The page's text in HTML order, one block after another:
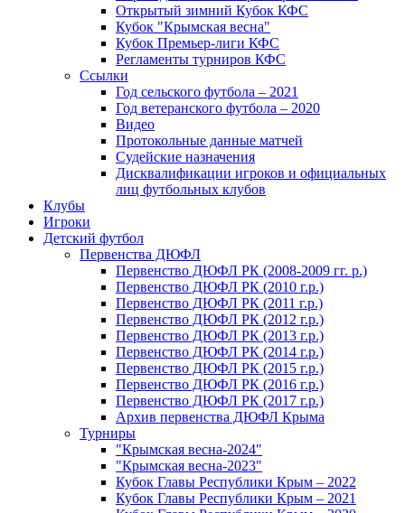
Открытый зимний Кубок КФС
Кубок "Крымская весна"
Кубок Премьер-лиги КФС
Регламенты турниров КФС
Ссылки
Год сельского футбола – 2021
Год ветеранского футбола – 2020
Видео
Протокольные данные матчей
Судейские назначения
Дисквалификации игроков и официальных
лиц футбольных клубов
Клубы
Игроки
Детский футбол
Первенства ДЮФЛ
Первенство ДЮФЛ РК (2008-2009 гг. р.)
Первенство ДЮФЛ РК (2010 г.р.)
Первенство ДЮФЛ РК (2011 г.р.)
Первенство ДЮФЛ РК (2012 г.р.)
Первенство ДЮФЛ РК (2013 г.р.)
Первенство ДЮФЛ РК (2014 г.р.)
Первенство ДЮФЛ РК (2015 г.р.)
Первенство ДЮФЛ РК (2016 г.р.)
Первенство ДЮФЛ РК (2017 г.р.)
Архив первенства ДЮФЛ Крыма
Турниры
"Крымская весна-2024"
"Крымская весна-2023"
Кубок Главы Республики Крым – 2022
Кубок Главы Республики Крым – 2021